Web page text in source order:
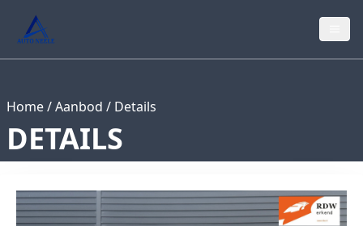
Home/Aanbod / Details
DETAILS